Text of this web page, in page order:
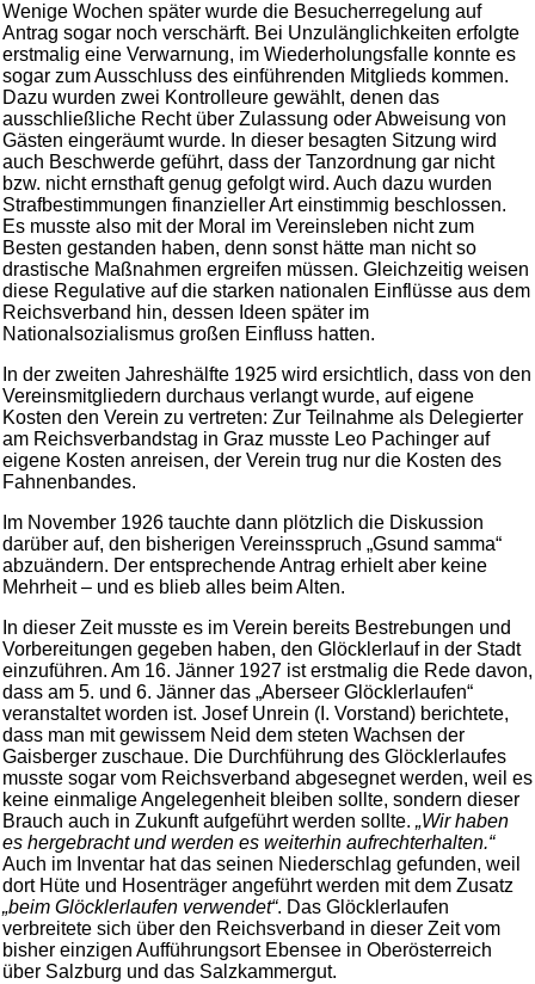
Wenige Wochen später wurde die Besucherregelung auf
Antrag sogar noch verschärft. Bei Unzulänglichkeiten erfolgte
erstmalig eine Verwarnung, im Wiederholungsfalle konnte es
sogar zum Ausschluss des einführenden Mitglieds kommen.
Dazu wurden zwei Kontrolleure gewählt, denen das
ausschließliche Recht über Zulassung oder Abweisung von
Gästen eingeräumt wurde. In dieser besagten Sitzung wird
auch Beschwerde geführt, dass der Tanzordnung gar nicht
bzw. nicht ernsthaft genug gefolgt wird. Auch dazu wurden
Strafbestimmungen finanzieller Art einstimmig beschlossen.
Es musste also mit der Moral im Vereinsleben nicht zum
Besten gestanden haben, denn sonst hätte man nicht so
drastische Maßnahmen ergreifen müssen. Gleichzeitig weisen
diese Regulative auf die starken nationalen Einflüsse aus dem
Reichsverband hin, dessen Ideen später im
Nationalsozialismus großen Einfluss hatten.
In der zweiten Jahreshälfte 1925 wird ersichtlich, dass von den
Vereinsmitgliedern durchaus verlangt wurde, auf eigene
Kosten den Verein zu vertreten: Zur Teilnahme als Delegierter
am Reichsverbandstag in Graz musste Leo Pachinger auf
eigene Kosten anreisen, der Verein trug nur die Kosten des
Fahnenbandes.
Im November 1926 tauchte dann plötzlich die Diskussion
darüber auf, den bisherigen Vereinsspruch „Gsund samma“
abzuändern. Der entsprechende Antrag erhielt aber keine
Mehrheit – und es blieb alles beim Alten.
In dieser Zeit musste es im Verein bereits Bestrebungen und
Vorbereitungen gegeben haben, den Glöcklerlauf in der Stadt
einzuführen. Am 16. Jänner 1927 ist erstmalig die Rede davon,
dass am 5. und 6. Jänner das „Aberseer Glöcklerlaufen“
veranstaltet worden ist. Josef Unrein (I. Vorstand) berichtete,
dass man mit gewissem Neid dem steten Wachsen der
Gaisberger zuschaue. Die Durchführung des Glöcklerlaufes
musste sogar vom Reichsverband abgesegnet werden, weil es
keine einmalige Angelegenheit bleiben sollte, sondern dieser
Brauch auch in Zukunft aufgeführt werden sollte. „Wir haben
es hergebracht und werden es weiterhin aufrechterhalten.“
Auch im Inventar hat das seinen Niederschlag gefunden, weil
dort Hüte und Hosenträger angeführt werden mit dem Zusatz
„beim Glöcklerlaufen verwendet“. Das Glöcklerlaufen
verbreitete sich über den Reichsverband in dieser Zeit vom
bisher einzigen Aufführungsort Ebensee in Oberösterreich
über Salzburg und das Salzkammergut.